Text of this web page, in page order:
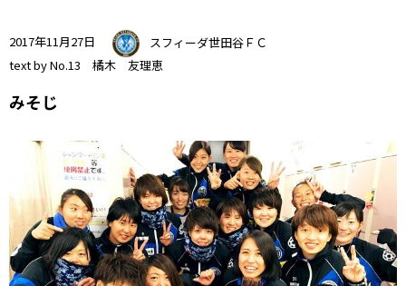
2017年11月27日
スフィーダ世田谷ＦＣ
text by No.13 橘木 友理恵
みそじ